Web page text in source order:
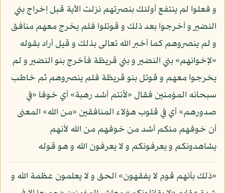
و فعلوا لم ينتفع أولئك بنصرتهم نزلت الآية قبل إخراج بني
النضير و أخرجوا بعد ذلك و قوتلوا فلم يخرج معهم منافق
و لم ينصروهم كما أخبر الله تعالى بذلك و قيل أراد بقوله
«لإخوانهم» بني النضير و بني قريظة فأخرج بنو النضير و لم
يخرجوا معهم و قوتل بنو قريظة فلم ينصروهم ثم خاطب
سبحانه المؤمنين فقال «لأنتم أشد رهبة» أي خوفا «في
صدورهم» أي في قلوب هؤلاء المنافقين «من الله» المعنى
أن خوفهم منكم أشد من خوفهم من الله لأنهم
يشاهدونكم و يعرفونكم و لا يعرفون الله و هو قوله
«ذلك بأنهم قوم لا يفقهون» الحق و لا يعلمون عظمة الله و